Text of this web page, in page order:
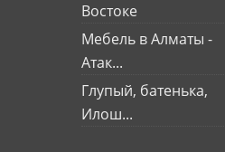
Востоке
Мебель в Алматы -
Атак...
Глупый, батенька,
Илош...